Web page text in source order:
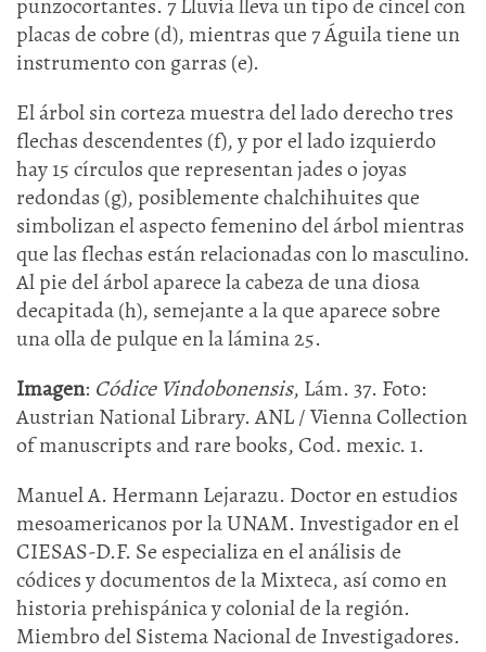
punzocortantes. 7 Lluvia lleva un tipo de cincel con
placas de cobre (d), mientras que 7 Águila tiene un
instrumento con garras (e).
El árbol sin corteza muestra del lado derecho tres
flechas descendentes (f), y por el lado izquierdo
hay 15 círculos que representan jades o joyas
redondas (g), posiblemente chalchihuites que
simbolizan el aspecto femenino del árbol mientras
que las flechas están relacionadas con lo masculino.
Al pie del árbol aparece la cabeza de una diosa
decapitada (h), semejante a la que aparece sobre
una olla de pulque en la lámina 25.
Imagen: Códice Vindobonensis, Lám. 37. Foto:
Austrian National Library. ANL / Vienna Collection
of manuscripts and rare books, Cod. mexic. 1.
Manuel A. Hermann Lejarazu. Doctor en estudios
mesoamericanos por la UNAM. Investigador en el
CIESAS-D.F. Se especializa en el análisis de
códices y documentos de la Mixteca, así como en
historia prehispánica y colonial de la región.
Miembro del Sistema Nacional de Investigadores.